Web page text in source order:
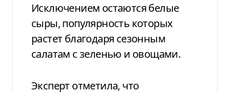
Исключением остаются белые
сыры, популярность которых
растет благодаря сезонным
салатам с зеленью и овощами.
Эксперт отметила, что